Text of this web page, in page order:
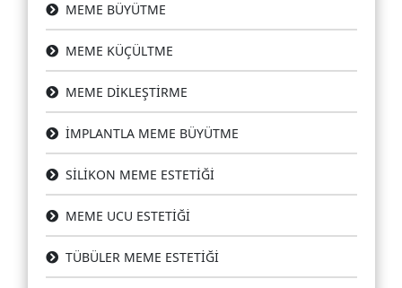
MEME BÜYÜTME
MEME KÜÇÜLTME
MEME DİKLEŞTİRME
İMPLANTLA MEME BÜYÜTME
SİLİKON MEME ESTETİĞİ
MEME UCU ESTETİĞİ
TÜBÜLER MEME ESTETİĞİ